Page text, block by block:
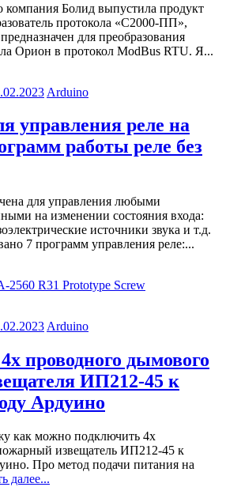
компания Болид выпустила продукт
протокола «С2000-ПП»,
для преобразования
Орион в протокол ModBus RTU. Я...
Arduino
управления реле на
работы реле без
для управления любыми
на изменении состояния входа:
источники звука и т.д.
7 программ управления реле:...
Arduino
проводного дымового
ИП212-45 к
Ардуино
как можно подключить 4х
извещатель ИП212-45 к
Про метод подачи питания на
далее...